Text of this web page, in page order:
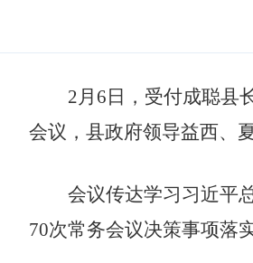
2月6日，受付成聪县
会议，县政府领导益西、
会议传达学习习近平
70次常务会议决策事项落